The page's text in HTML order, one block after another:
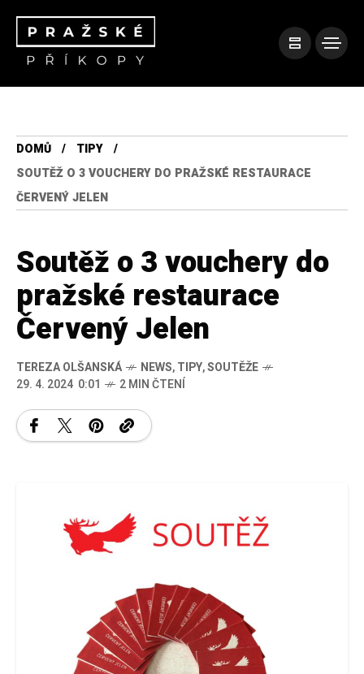
DOMŮ
TIPY
SOUTĚŽ O 3 VOUCHERY DO PRAŽSKÉ RESTAURACE
ČERVENÝ JELEN
Soutěž o 3 vouchery do
pražské restaurace
Červený Jelen
TEREZA OLŠANSKÁ NEWS,TIPY,SOUTĚŽE
29. 4. 2024 0:01
2 MIN ČTENÍ